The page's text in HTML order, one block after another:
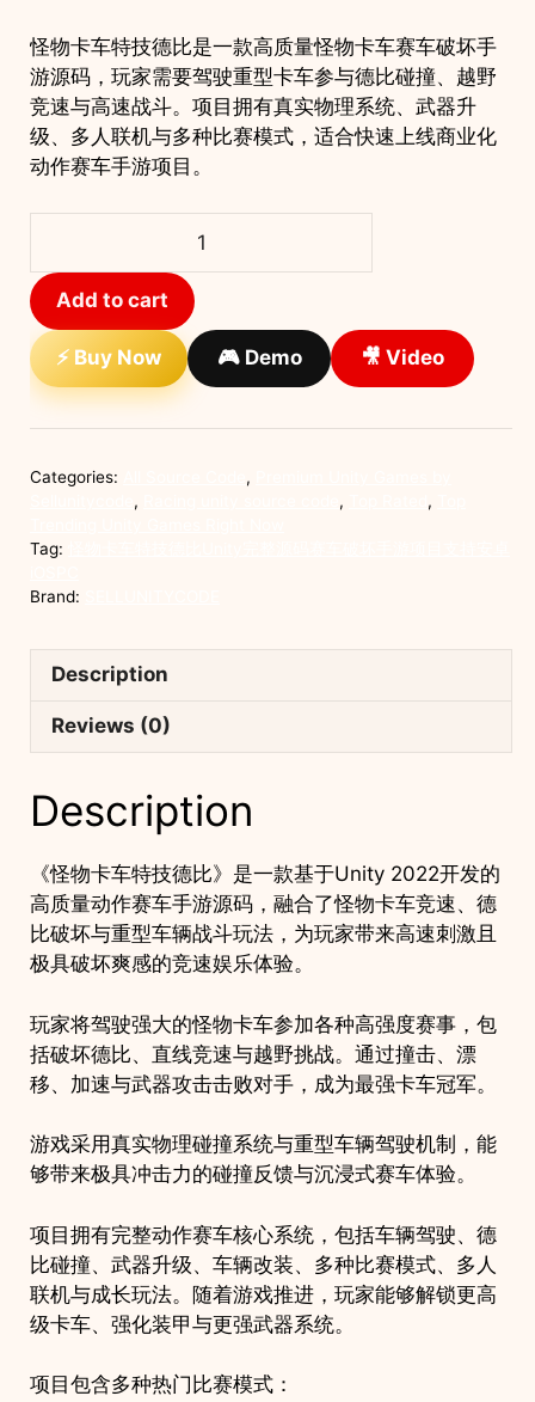
怪物卡车特技德比是一款高质量怪物卡车赛车破坏手
游源码，玩家需要驾驶重型卡车参与德比碰撞、越野
竞速与高速战斗。项目拥有真实物理系统、武器升
级、多人联机与多种比赛模式，适合快速上线商业化
动作赛车手游项目。
卡
车
特
技
德
比
源
车
项
目
持
安
卓
iOSPC
Add to cart
⚡ Buy Now 🎮 Demo 🎥 Video
Categories: ,
, , ,
Tag:
Brand:
Description
Reviews (0)
Description
《怪物卡车特技德比》是一款基于Unity 2022开发的
高质量动作赛车手游源码，融合了怪物卡车竞速、德
比破坏与重型车辆战斗玩法，为玩家带来高速刺激且
极具破坏爽感的竞速娱乐体验。
玩家将驾驶强大的怪物卡车参加各种高强度赛事，包
括破坏德比、直线竞速与越野挑战。通过撞击、漂
移、加速与武器攻击击败对手，成为最强卡车冠军。
游戏采用真实物理碰撞系统与重型车辆驾驶机制，能
够带来极具冲击力的碰撞反馈与沉浸式赛车体验。
项目拥有完整动作赛车核心系统，包括车辆驾驶、德
比碰撞、武器升级、车辆改装、多种比赛模式、多人
联机与成长玩法。随着游戏推进，玩家能够解锁更高
级卡车、强化装甲与更强武器系统。
项目包含多种热门比赛模式：